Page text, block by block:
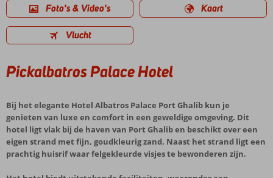
Foto's & Video's Kaart
Vlucht
Pickalbatros Palace Hotel
Bij het elegante Hotel Albatros Palace Port Ghalib kun je
genieten van luxe en comfort in een geweldige omgeving. Dit
hotel ligt vlak bij de haven van Port Ghalib en beschikt over een
eigen strand met fijn, goudkleurig zand. Naast het strand ligt een
prachtig huisrif waar felgekleurde visjes te bewonderen zijn.